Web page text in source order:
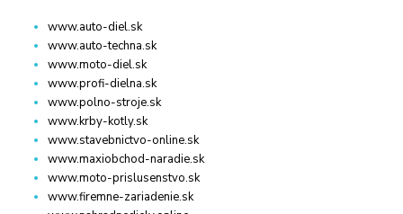
www.auto-diel.sk
www.auto-techna.sk
www.moto-diel.sk
www.profi-dielna.sk
www.polno-stroje.sk
www.krby-kotly.sk
www.stavebnictvo-online.sk
www.maxiobchod-naradie.sk
www.moto-prislusenstvo.sk
www.firemne-zariadenie.sk